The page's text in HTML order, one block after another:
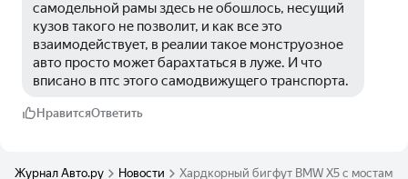
самодельной рамы здесь не обошлось, несущий
кузов такого не позволит, и как все это
взаимодействует, в реалии такое монструозное
авто просто может барахтаться в луже. И что
вписано в птс этого самодвижущего транспорта.
НравитсяОтветить
Журнал Авто.ру Новости Хардкорный бигфут BMW X5 с мостами